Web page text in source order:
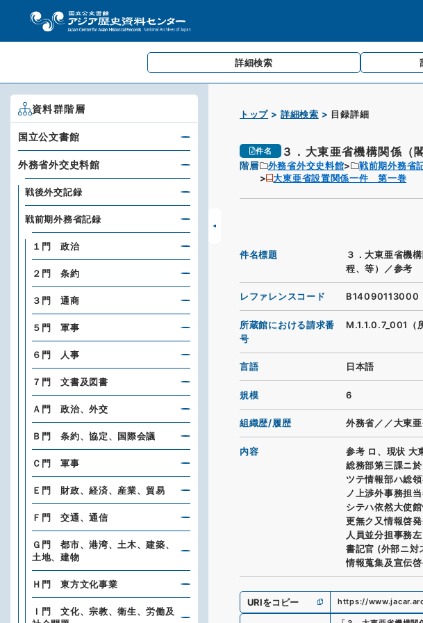
詳細検索
トップ 詳細検索 目録詳細
件名 ３．大東亜省機構関係（
階層 外務省外交史料館 戦前期外務省
大東亜省設置関係一件 第一巻
件名標題
３．大東亜省機
程、等）／参考
レファレンスコード B14090113000
所蔵館における請求番
号
M.1.1.0.7_001（
言語 日本語
規模 6
組織歴/履歴 外務省／／大東
内容
参考 ロ、現状 大
総務部第三課ニ
ツテ情報部ハ総
ノ上渉外事務担
シテハ依然大使
更無ク又情報啓
人員並分担事務
書記官 (外部ニ対
情報蒐集及宣伝
URIをコピー https://
資料群階層
国立公文書館
外務省外交史料館
戦後外交記録
戦前期外務省記録
１門 政治
２門 条約
３門 通商
５門 軍事
６門 人事
７門 文書及図書
Ａ門 政治、外交
Ｂ門 条約、協定、国際会議
Ｃ門 軍事
Ｅ門 財政、経済、産業、貿易
Ｆ門 交通、通信
Ｇ門 都市、港湾、土木、建築、
土地、建物
Ｈ門 東方文化事業
Ｉ門 文化、宗教、衛生、労働及